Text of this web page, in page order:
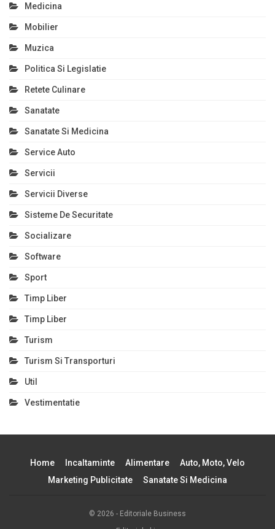
Medicina
Mobilier
Muzica
Politica Si Legislatie
Retete Culinare
Sanatate
Sanatate Si Medicina
Service Auto
Servicii
Servicii Diverse
Sisteme De Securitate
Socializare
Software
Sport
Timp Liber
Timp Liber
Turism
Turism Si Transporturi
Util
Vestimentatie
Home Incaltaminte Alimentare
Auto, Moto, Velo
Marketing Publicitate
Sanatate Si Medicina
© 2026 - Editoriale Business